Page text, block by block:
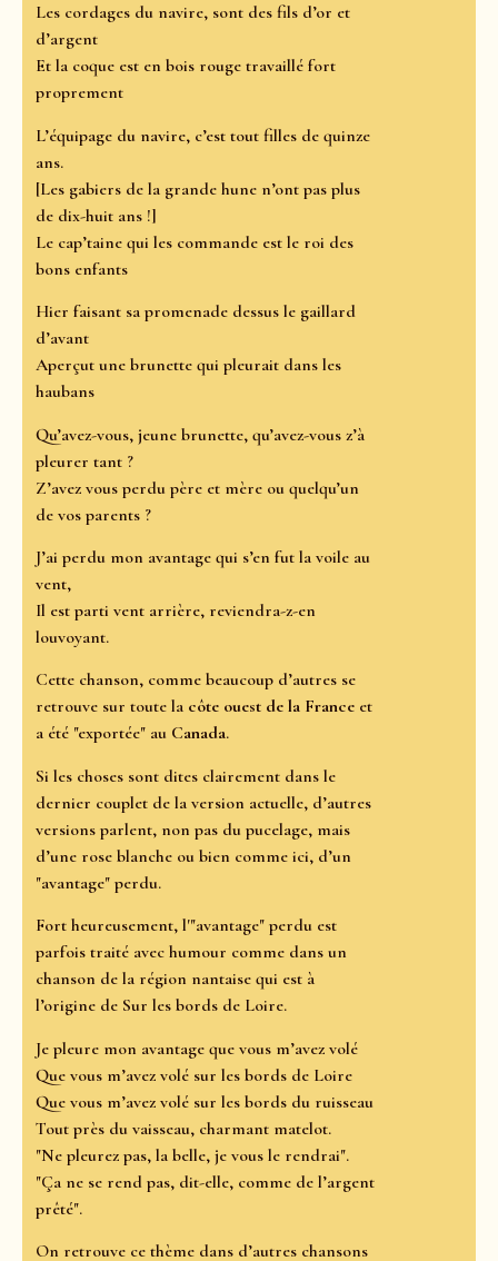
Les cordages du navire, sont des fils d’or et
d’argent
Et la coque est en bois rouge travaillé fort
proprement
L’équipage du navire, c’est tout filles de quinze
ans.
[Les gabiers de la grande hune n’ont pas plus
de dix-huit ans !]
Le cap’taine qui les commande est le roi des
bons enfants
Hier faisant sa promenade dessus le gaillard
d’avant
Aperçut une brunette qui pleurait dans les
haubans
Qu’avez-vous, jeune brunette, qu’avez-vous z’à
pleurer tant ?
Z’avez vous perdu père et mère ou quelqu’un
de vos parents ?
J’ai perdu mon avantage qui s’en fut la voile au
vent,
Il est parti vent arrière, reviendra-z-en
louvoyant.
Cette chanson, comme beaucoup d’autres se
retrouve sur toute la côte ouest de la France et
a été "exportée" au Canada.
Si les choses sont dites clairement dans le
dernier couplet de la version actuelle, d’autres
versions parlent, non pas du pucelage, mais
d’une rose blanche ou bien comme ici, d’un
"avantage" perdu.
Fort heureusement, l'"avantage" perdu est
parfois traité avec humour comme dans un
chanson de la région nantaise qui est à
l’origine de Sur les bords de Loire.
Je pleure mon avantage que vous m’avez volé
Que vous m’avez volé sur les bords de Loire
Que vous m’avez volé sur les bords du ruisseau
Tout près du vaisseau, charmant matelot.
"Ne pleurez pas, la belle, je vous le rendrai".
"Ça ne se rend pas, dit-elle, comme de l’argent
prêté".
On retrouve ce thème dans d’autres chansons